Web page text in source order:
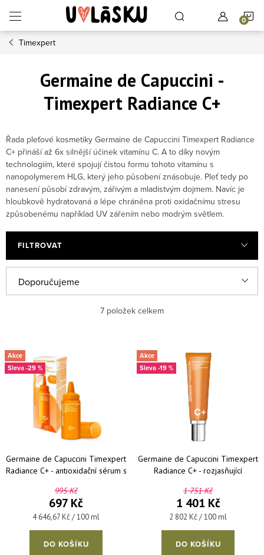
Timexpert
Germaine de Capuccini -
Timexpert Radiance C+
Řada pleťové kosmetiky Germaine de Capuccini Timexpert Radiance
C+ přináší až 6x silnější účinek vitamínu C. A to díky novým
technologiím, které spojují čistou formu tohoto vitamínu s
nanopolymerem HLG, který jeho působení znásobuje. Pleť tedy po
nanesení působí zdravým, zářivým a mladistvým dojmem. Navíc je
hloubkově hydratovaná a lépe chráněna proti oxidačnímu stresu
způsobenému například UV zářením nebo modrým světlem.
FILTROVAT
Řazení produktů
Doporučujeme
Nejprodávanější
Abecedně
7 položek celkem
Výpis produktů
Akce
-29 %
Germaine de Capuccini Timexpert
Radiance C+ - antioxidační sérum s
995 Kč
697 Kč
Měrná cena:
4 646,67 Kč / 100 ml
DO KOŠÍKU
Akce
-19 %
Germaine de Capuccini Timexpert
Radiance C+ - rozjasňující
1 751 Kč
1 401 Kč
Měrná cena:
2 802 Kč / 100 ml
DO KOŠÍKU